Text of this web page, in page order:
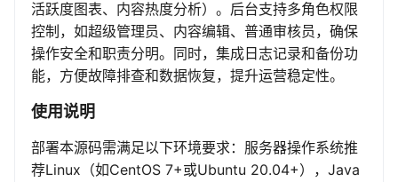
活跃度图表、内容热度分析）。后台支持多角色权限
控制，如超级管理员、内容编辑、普通审核员，确保
操作安全和职责分明。同时，集成日志记录和备份功
能，方便故障排查和数据恢复，提升运营稳定性。
使用说明
部署本源码需满足以下环境要求：服务器操作系统推
荐Linux（如CentOS 7+或Ubuntu 20.04+），Java